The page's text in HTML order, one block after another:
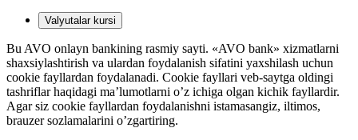
Valyutalar kursi
Bu AVO onlayn bankining rasmiy sayti. «AVO bank» xizmatlarni
shaxsiylashtirish va ulardan foydalanish sifatini yaxshilash uchun
cookie fayllardan foydalanadi. Cookie fayllari veb-saytga oldingi
tashriflar haqidagi ma’lumotlarni o’z ichiga olgan kichik fayllardir.
Agar siz cookie fayllardan foydalanishni istamasangiz, iltimos,
brauzer sozlamalarini o’zgartiring.